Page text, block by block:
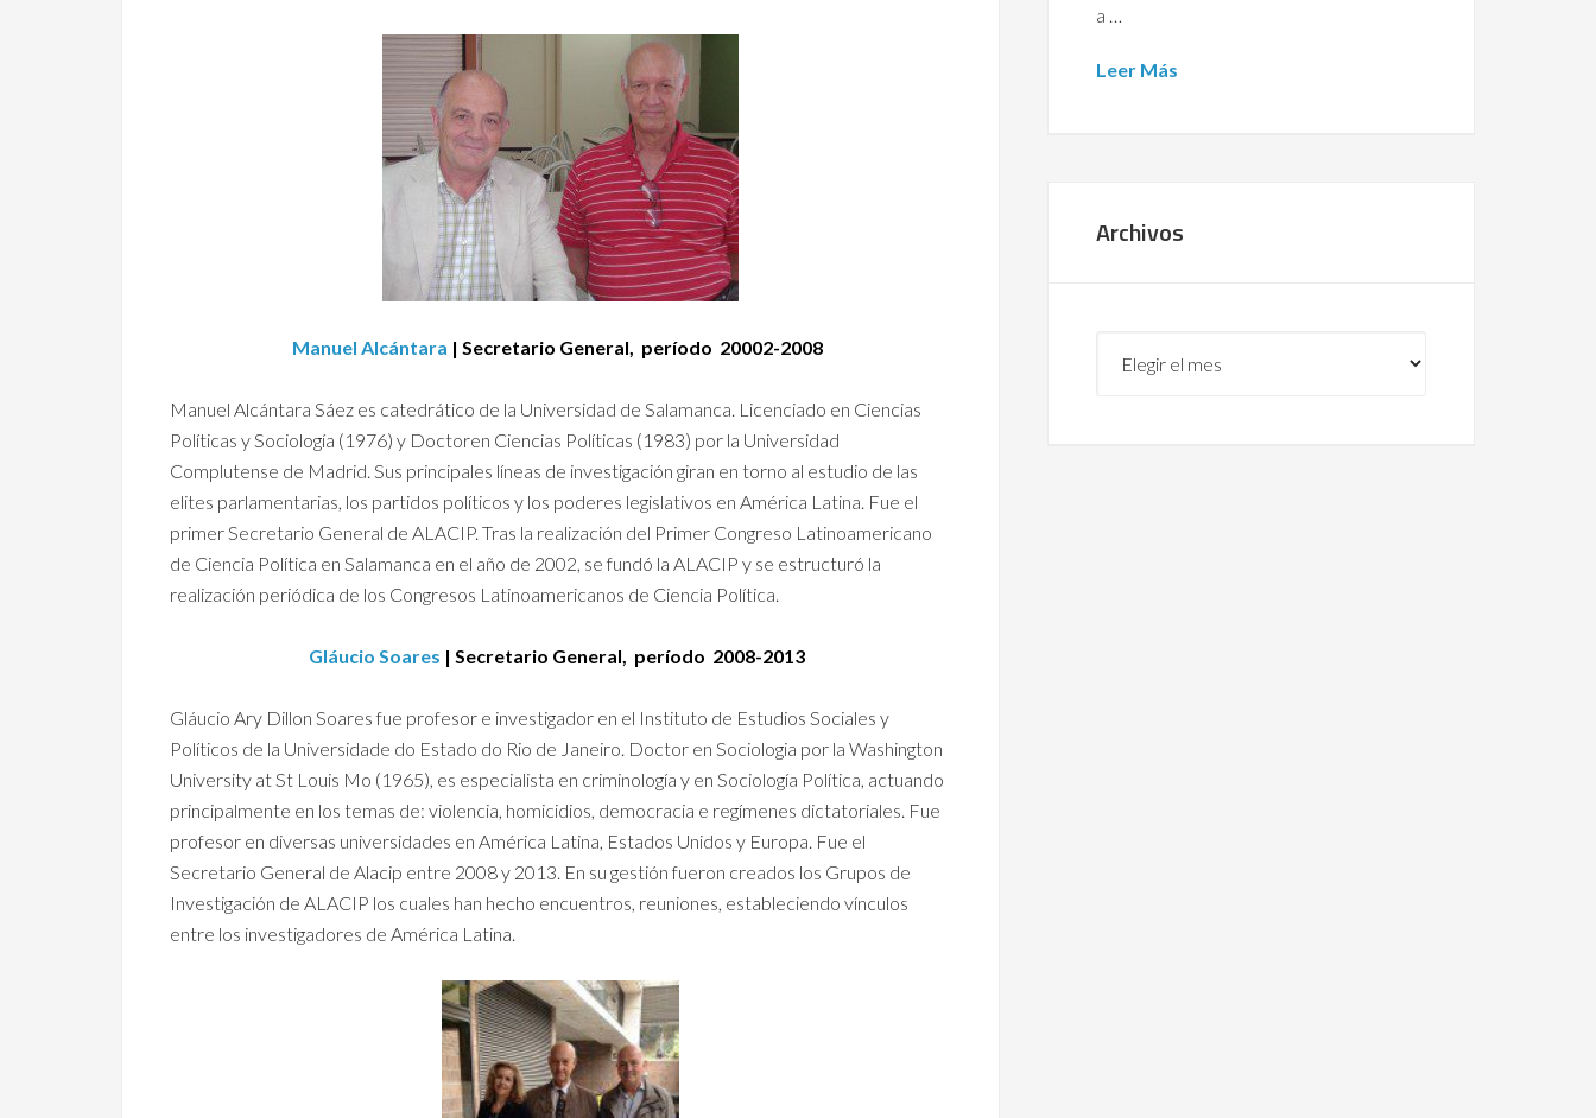
Manuel Alcántara | Secretario General, período 20002-2008
Manuel Alcántara Sáez es catedrático de la Universidad de Salamanca. Licenciado en Ciencias
Políticas y Sociología (1976) y Doctoren Ciencias Políticas (1983) por la Universidad
Complutense de Madrid. Sus principales líneas de investigación giran en torno al estudio de las
elites parlamentarias, los partidos políticos y los poderes legislativos en América Latina. Fue el
primer Secretario General de ALACIP. Tras la realización del Primer Congreso Latinoamericano
de Ciencia Política en Salamanca en el año de 2002, se fundó la ALACIP y se estructuró la
realización periódica de los Congresos Latinoamericanos de Ciencia Política.
Gláucio Soares | Secretario General, período 2008-2013
Gláucio Ary Dillon Soares fue profesor e investigador en el Instituto de Estudios Sociales y
Políticos de la Universidade do Estado do Rio de Janeiro. Doctor en Sociologia por la Washington
University at St Louis Mo (1965), es especialista en criminología y en Sociología Política, actuando
principalmente en los temas de: violencia, homicidios, democracia e regímenes dictatoriales. Fue
profesor en diversas universidades en América Latina, Estados Unidos y Europa. Fue el
Secretario General de Alacip entre 2008 y 2013. En su gestión fueron creados los Grupos de
Investigación de ALACIP los cuales han hecho encuentros, reuniones, estableciendo vínculos
entre los investigadores de América Latina.
a …
Leer Más
Archivos